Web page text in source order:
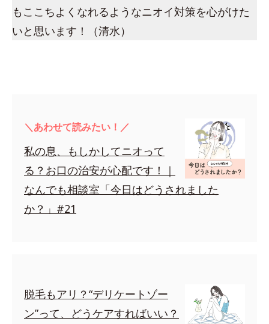
もここちよくなれるようなニオイ対策を心がけた
いと思います！（清水）
＼あわせて読みたい！／
私の息、もしかしてニオって
る？お口の治安が心配です！｜
なんでも相談室「今日はどうされました
か？」#21
脱毛もアリ？“デリケートゾー
ン”って、どうケアすればいい？